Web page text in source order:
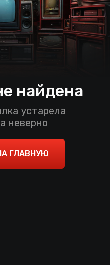
найдена
устарела
неверно
ГЛАВНУЮ